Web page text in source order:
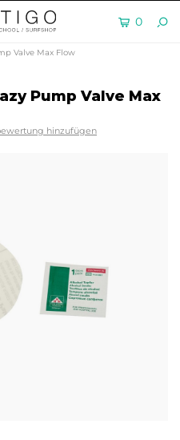
0
Valve Max Flow
Pump Valve Max
hinzufügen